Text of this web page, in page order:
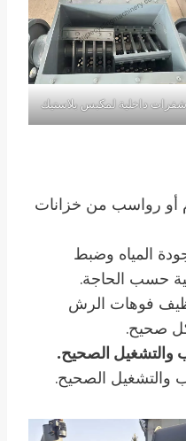
شفرات داخلية لمكبس بلاستيك
أو رواسب من خزانات
المياه وضبط
حسب الحاجة.
فوهات الرش
صحيح.
الصحيح.
الصحيح.